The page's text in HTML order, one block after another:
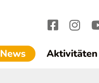
News(current)1
Aktivitäten